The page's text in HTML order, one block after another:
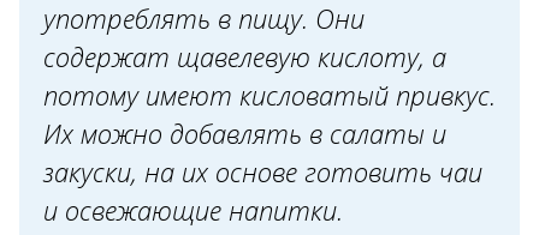
Способы размножения кислицы
Луковичками (клубнями)
Деление корня
Семенами
Черенками
употреблять в пищу. Они
содержат щавелевую кислоту, а
потому имеют кисловатый привкус.
Их можно добавлять в салаты и
закуски, на их основе готовить чаи
и освежающие напитки.